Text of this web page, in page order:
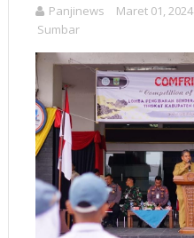
Panjinews Maret 01, 2024
Sumbar